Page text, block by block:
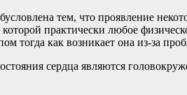
тем, что проявление
практически любое
тогда как возникает она из-за
сердца являются